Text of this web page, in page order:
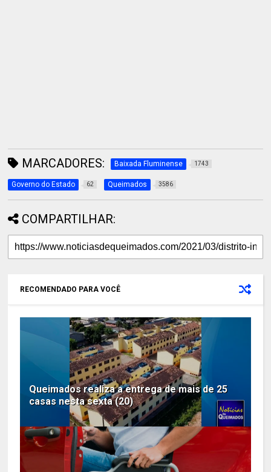
MARCADORES: Baixada Fluminense 1743
Governo do Estado 62 Queimados 3586
COMPARTILHAR:
RECOMENDADO PARA VOCÊ
Queimados realiza a entrega de mais de 25
casas nesta sexta (20)